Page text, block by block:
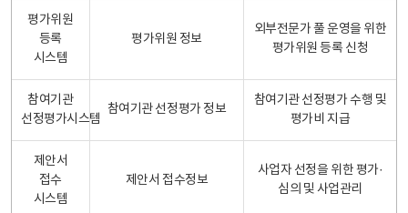
평가위원
등록
시스템
평가위원 정보
외부전문가 풀 운영을 위한
평가위원 등록 신청
참여기관
선정평가시스템
참여기관 선정평가 정보
참여기관 선정평가 수행 및
평가비 지급
제안서
접수
시스템
제안서 접수정보
사업자 선정을 위한 평가·
심의 및 사업관리